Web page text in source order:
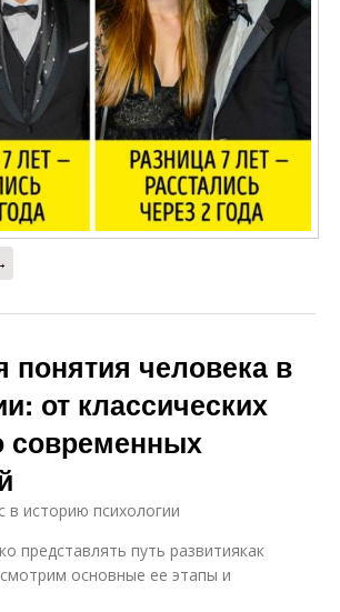
человека в
от классических
современных
в историю психологии
представлять путь развитиякак
основные ее этапы и